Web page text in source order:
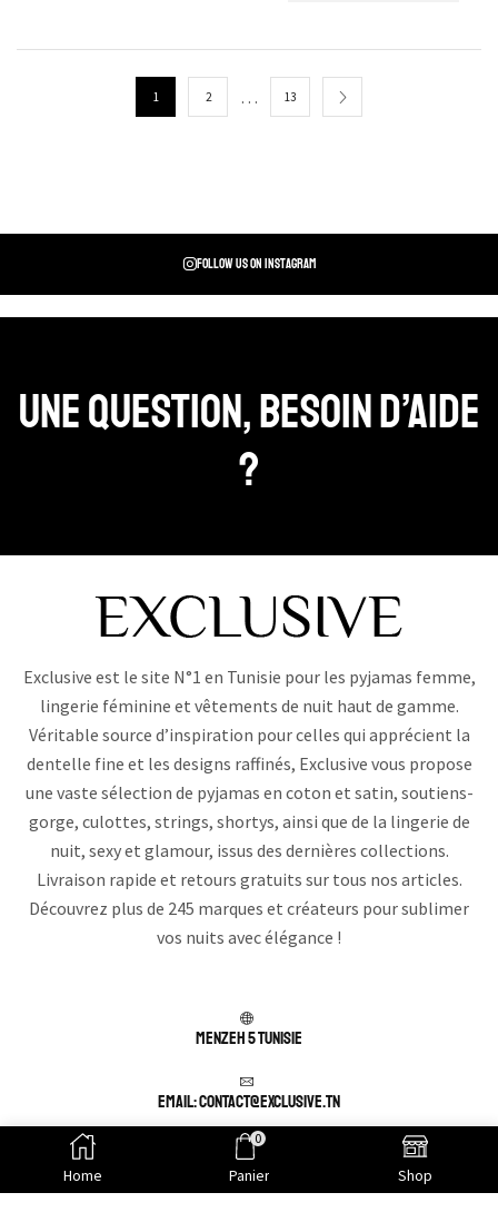
1 2 … 13
Follow us on instagram
Une question, Besoin d’aide
?
Exclusive est le site N°1 en Tunisie pour les pyjamas femme,
lingerie féminine et vêtements de nuit haut de gamme.
Véritable source d’inspiration pour celles qui apprécient la
dentelle fine et les designs raffinés, Exclusive vous propose
une vaste sélection de pyjamas en coton et satin, soutiens-
gorge, culottes, strings, shortys, ainsi que de la lingerie de
nuit, sexy et glamour, issus des dernières collections.
Livraison rapide et retours gratuits sur tous nos articles.
Découvrez plus de 245 marques et créateurs pour sublimer
vos nuits avec élégance !
Menzeh 5 TUNISIE
Email: contact@exclusive.tn
APPELEZ NOUS : (+216) 25 003 078
Home
0
Panier Shop